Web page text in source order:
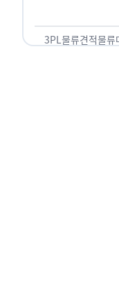
3PL물류견적물류